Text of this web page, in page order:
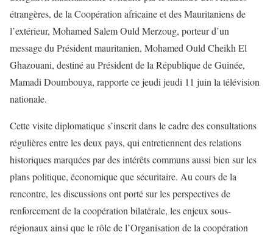
étrangères, de la Coopération africaine et des Mauritaniens de
l’extérieur, Mohamed Salem Ould Merzoug, porteur d’un
message du Président mauritanien, Mohamed Ould Cheikh El
Ghazouani, destiné au Président de la République de Guinée,
Mamadi Doumbouya, rapporte ce jeudi jeudi 11 juin la télévision
nationale.
Cette visite diplomatique s’inscrit dans le cadre des consultations
régulières entre les deux pays, qui entretiennent des relations
historiques marquées par des intérêts communs aussi bien sur les
plans politique, économique que sécuritaire. Au cours de la
rencontre, les discussions ont porté sur les perspectives de
renforcement de la coopération bilatérale, les enjeux sous-
régionaux ainsi que le rôle de l’Organisation de la coopération